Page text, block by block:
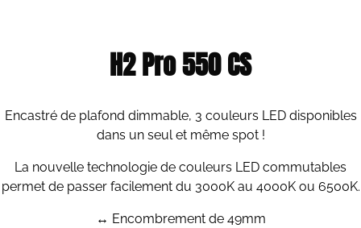
H2 Pro 550 CS
Encastré de plafond dimmable, 3 couleurs LED disponibles
dans un seul et même spot !
La nouvelle technologie de couleurs LED commutables
permet de passer facilement du 3000K au 4000K ou 6500K.
↔ Encombrement de 49mm